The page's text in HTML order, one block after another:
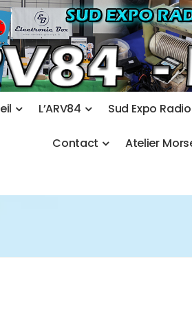
eil L’ARV84 Sud Expo Radio
Contact Atelier Mors